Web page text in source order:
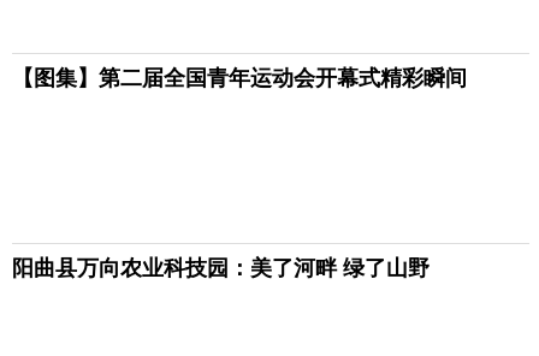
【图集】第二届全国青年运动会开幕式精彩瞬间
阳曲县万向农业科技园：美了河畔 绿了山野